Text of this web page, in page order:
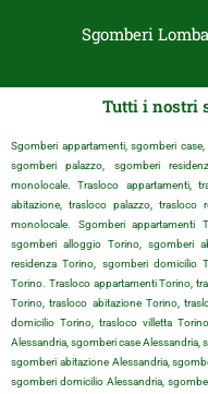
Sgomberi
Tutti i nostri
Sgomberi appartamenti, sgomberi
sgomberi palazzo, sgomberi
monolocale. Trasloco appartamenti,
abitazione, trasloco palazzo, trasloco
monolocale. Sgomberi appartamenti
sgomberi alloggio Torino, sgomberi
residenza Torino, sgomberi domicilio
Torino. Trasloco appartamenti Torino,
Torino, trasloco abitazione Torino,
domicilio Torino, trasloco villetta
Alessandria, sgomberi case Alessandria,
sgomberi abitazione Alessandria,
sgomberi domicilio Alessandria,